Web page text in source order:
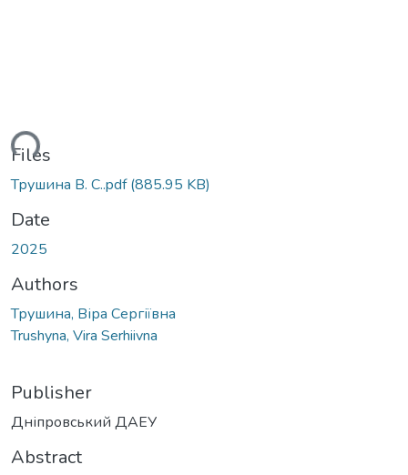
Files
Трушина В. С..pdf(885.95 KB)
Date
2025
Authors
Трушина, Віра Сергіївна
Trushyna, Vira Serhiivna
Publisher
Дніпровський ДАЕУ
Abstract